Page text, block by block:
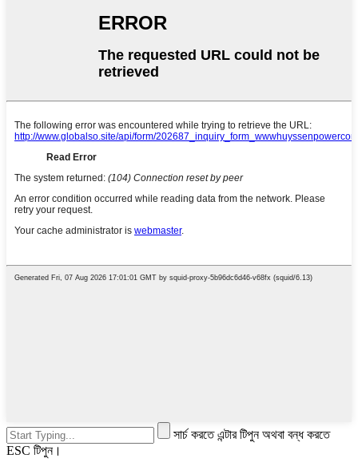
সার্চ করতে এন্টার টিপুন অথবা বন্ধ করতে
ESC টিপুন।